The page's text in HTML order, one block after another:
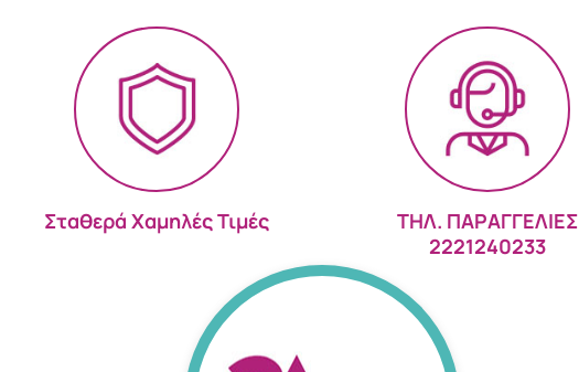
Σταθερά Χαμηλές Τιμές
ΤΗΛ. ΠΑΡΑΓΓΕΛΙΕΣ
2221240233